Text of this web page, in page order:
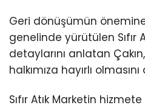
Geri dönüşümün
genelinde yürütülen Sıfır
detaylarını anlatan
halkımıza hayırlı
Sıfır Atık Marketin